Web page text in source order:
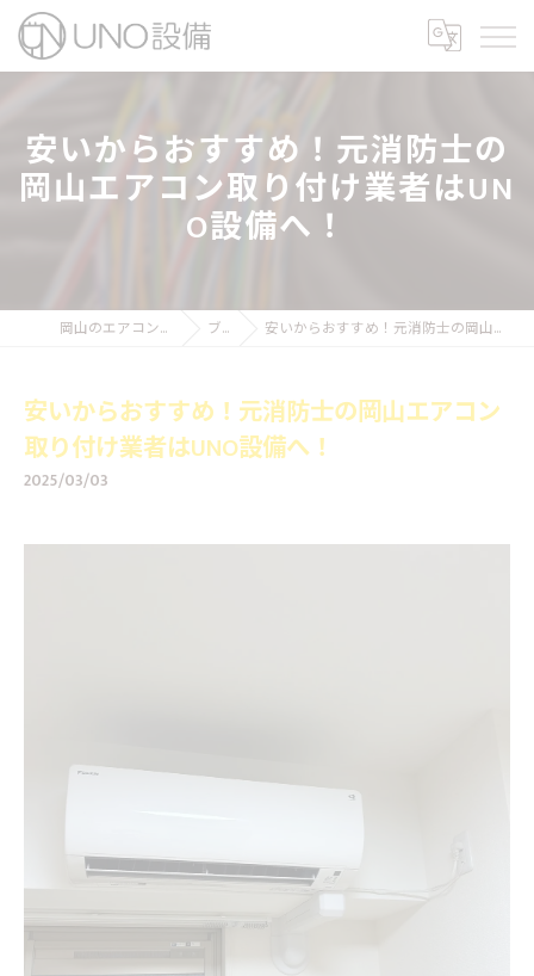
安いからおすすめ！元消防士の
岡山エアコン取り付け業者はUN
O設備へ！
岡山のエアコン工事ならUNO設備 ブログ 安いからおすすめ！元消防士の岡山エアコン取り付け業者はUNO設備へ！
安いからおすすめ！元消防士の岡山エアコン
取り付け業者はUNO設備へ！
2025/03/03